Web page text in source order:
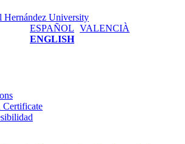
ESPAÑOL VALENCIÀ
ENGLISH